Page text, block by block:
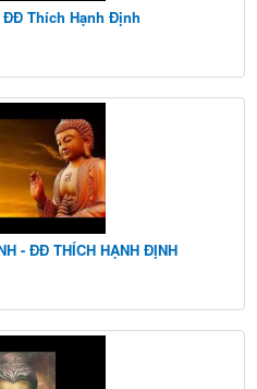
ĐĐ Thích Hạnh Định
- ĐĐ THÍCH HẠNH ĐỊNH